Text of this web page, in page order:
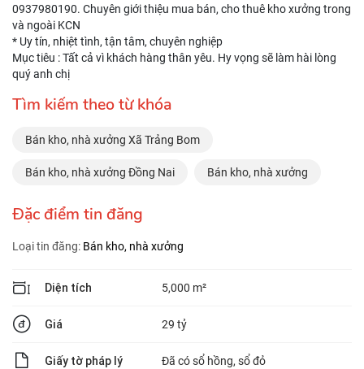
0937980190. Chuyên giới thiệu mua bán, cho thuê kho xưởng trong
và ngoài KCN
* Uy tín, nhiệt tình, tận tâm, chuyên nghiệp
Mục tiêu : Tất cả vì khách hàng thân yêu. Hy vọng sẽ làm hài lòng
quý anh chị
Tìm kiếm theo từ khóa
Bán kho, nhà xưởng Xã Trảng Bom
Bán kho, nhà xưởng Đồng Nai Bán kho, nhà xưởng
Đặc điểm tin đăng
Loại tin đăng: Bán kho, nhà xưởng
Diện tích 5,000 m²
Giá 29 tỷ
Giấy tờ pháp lý Đã có sổ hồng, sổ đỏ